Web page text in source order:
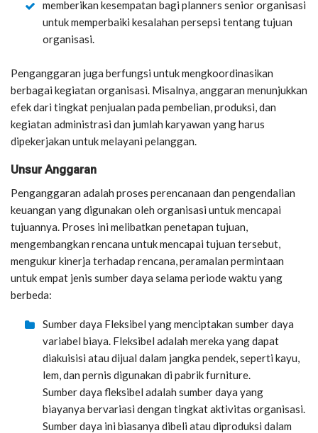
memberikan kesempatan bagi planners senior organisasi
untuk memperbaiki kesalahan persepsi tentang tujuan
organisasi.
Penganggaran juga berfungsi untuk mengkoordinasikan
berbagai kegiatan organisasi. Misalnya, anggaran menunjukkan
efek dari tingkat penjualan pada pembelian, produksi, dan
kegiatan administrasi dan jumlah karyawan yang harus
dipekerjakan untuk melayani pelanggan.
Unsur Anggaran
Penganggaran adalah proses perencanaan dan pengendalian
keuangan yang digunakan oleh organisasi untuk mencapai
tujuannya. Proses ini melibatkan penetapan tujuan,
mengembangkan rencana untuk mencapai tujuan tersebut,
mengukur kinerja terhadap rencana, peramalan permintaan
untuk empat jenis sumber daya selama periode waktu yang
berbeda:
Sumber daya Fleksibel yang menciptakan sumber daya
variabel biaya. Fleksibel adalah mereka yang dapat
diakuisisi atau dijual dalam jangka pendek, seperti kayu,
lem, dan pernis digunakan di pabrik furniture.
Sumber daya fleksibel adalah sumber daya yang
biayanya bervariasi dengan tingkat aktivitas organisasi.
Sumber daya ini biasanya dibeli atau diproduksi dalam